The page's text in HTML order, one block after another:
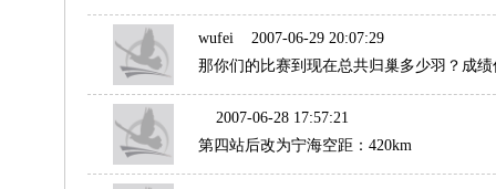
wufei 2007-06-29 20:07:29
那你们的比赛到现在总共归巢多少羽？成
2007-06-28 17:57:21
第四站后改为宁海空距：420km